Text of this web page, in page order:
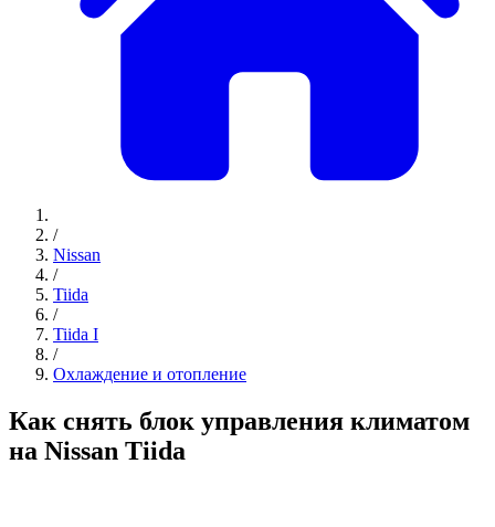
/
Nissan
/
Tiida
/
Tiida I
/
Охлаждение и отопление
Как снять блок управления климатом
на Nissan Tiida